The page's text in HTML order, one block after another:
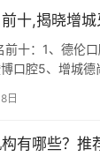
十,揭晓增
前十：1、德伦
口腔5、增城德
日
有哪些？